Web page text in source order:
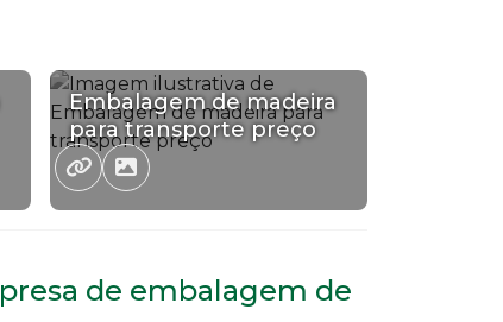
Embalagem de madeira
para transporte preço
de embalagem de